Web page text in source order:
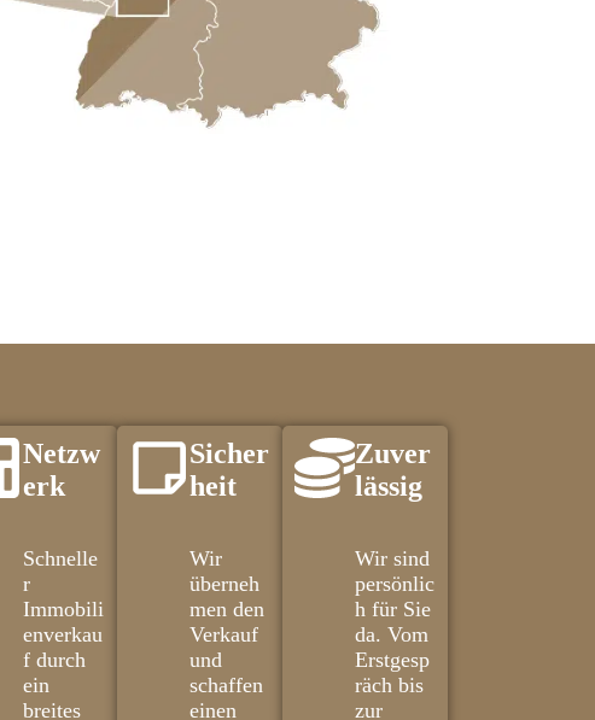
Netzw
erk
Schnelle
r
Immobili
enverkau
f durch
ein
breites
Sicher
heit
Wir
überneh
men den
Verkauf
und
schaffen
einen
Zuver
lässig
Wir sind
persönlic
h für Sie
da. Vom
Erstgesp
räch bis
zur